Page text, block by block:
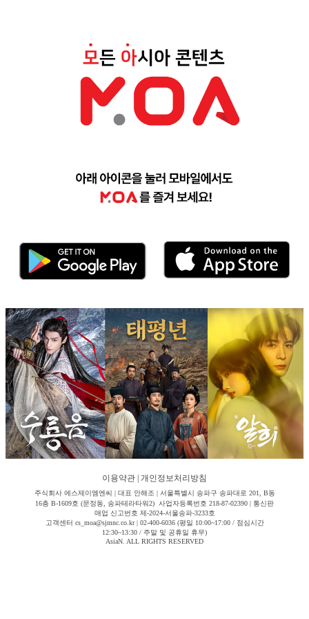
이용약관 개인정보처리방침
주식회사 에스제이엠엔씨 | 대표 안해조 | 서울특별시 송파구 송파대로 201, B동
16층 B-1609호 (문정동, 송파테라타워2) 사업자등록번호 218-87-02390 | 통신판
매업 신고번호 제-2024-서울송파-3233호
고객센터 cs_moa@sjmnc.co.kr | 02-400-6036 (평일 10:00~17:00 / 점심시간
12:30~13:30 / 주말 및 공휴일 휴무)
AsiaN. ALL RIGHTS RESERVED